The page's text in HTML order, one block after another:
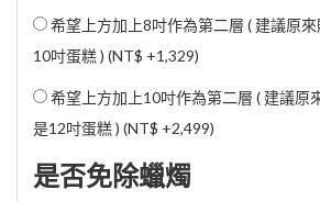
希望上方加上8吋作為第二層 ( 建議原
10吋蛋糕 ) (NT$ +1,329)
希望上方加上10吋作為第二層 ( 建議原
是12吋蛋糕 ) (NT$ +2,499)
是否免除蠟燭